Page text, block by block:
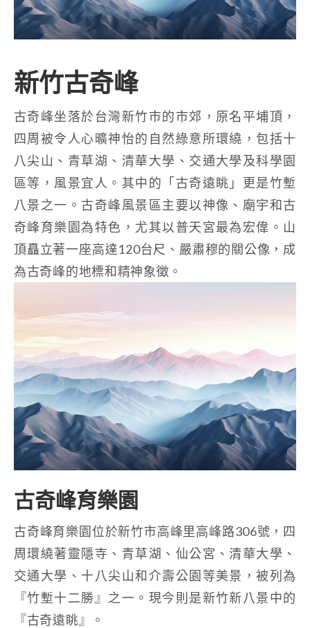
新竹古奇峰
古奇峰坐落於台灣新竹市的市郊，原名平埔頂，
四周被令人心曠神怡的自然綠意所環繞，包括十
八尖山、青草湖、清華大學、交通大學及科學園
區等，風景宜人。其中的「古奇遠眺」更是竹塹
八景之一。古奇峰風景區主要以神像、廟宇和古
奇峰育樂園為特色，尤其以普天宮最為宏偉。山
頂矗立著一座高達120台尺、嚴肅穆的關公像，成
為古奇峰的地標和精神象徵。
古奇峰育樂園
古奇峰育樂園位於新竹市高峰里高峰路306號，四
周環繞著靈隱寺、青草湖、仙公宮、清華大學、
交通大學、十八尖山和介壽公園等美景，被列為
『竹塹十二勝』之一。現今則是新竹新八景中的
『古奇遠眺』。